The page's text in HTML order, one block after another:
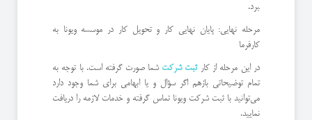
برد.
مرحله نهایی: پایان نهایی کار و تحویل کار در موسسه ویونا به
کارفرما
در این مرحله از کارثبت شرکت شما صورت گرفته است. با توجه به
تمام توضیحاتی بازهم اگر سؤال و یا ابهامی برای شما وجود دارد
می‌توانید با ثبت شرکت ویونا تماس گرفته و خدمات لازمه را دریافت
نمایید.